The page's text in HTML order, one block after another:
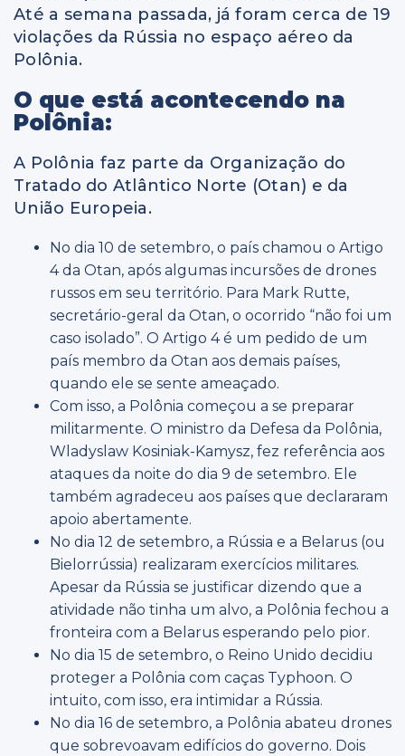
Até a semana passada, já foram cerca de 19
violações da Rússia no espaço aéreo da
Polônia.
O que está acontecendo na
Polônia:
A Polônia faz parte da Organização do
Tratado do Atlântico Norte (Otan) e da
União Europeia.
No dia 10 de setembro, o país chamou o Artigo
4 da Otan, após algumas incursões de drones
russos em seu território. Para Mark Rutte,
secretário-geral da Otan, o ocorrido “não foi um
caso isolado”. O Artigo 4 é um pedido de um
país membro da Otan aos demais países,
quando ele se sente ameaçado.
Com isso, a Polônia começou a se preparar
militarmente. O ministro da Defesa da Polônia,
Wladyslaw Kosiniak-Kamysz, fez referência aos
ataques da noite do dia 9 de setembro. Ele
também agradeceu aos países que declararam
apoio abertamente.
No dia 12 de setembro, a Rússia e a Belarus (ou
Bielorrússia) realizaram exercícios militares.
Apesar da Rússia se justificar dizendo que a
atividade não tinha um alvo, a Polônia fechou a
fronteira com a Belarus esperando pelo pior.
No dia 15 de setembro, o Reino Unido decidiu
proteger a Polônia com caças Typhoon. O
intuito, com isso, era intimidar a Rússia.
No dia 16 de setembro, a Polônia abateu drones
que sobrevoavam edifícios do governo. Dois